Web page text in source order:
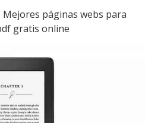
Mejores páginas webs para
gratis online